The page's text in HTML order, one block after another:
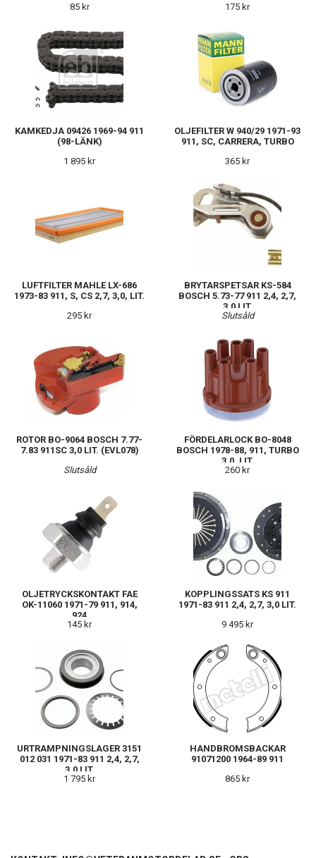
85 kr
175 kr
KAMKEDJA 09426 1969-94 911
(98-LÄNK)
1 895 kr
OLJEFILTER W 940/29 1971-93
911, SC, CARRERA, TURBO
365 kr
LUFTFILTER MAHLE LX-686
1973-83 911, S, CS 2,7, 3,0, LIT.
295 kr
BRYTARSPETSAR KS-584
BOSCH 5.73-77 911 2,4, 2,7,
3,0 LIT.
Slutsåld
ROTOR BO-9064 BOSCH 7.77-
7.83 911SC 3,0 LIT. (EVL078)
Slutsåld
FÖRDELARLOCK BO-8048
BOSCH 1978-88, 911, TURBO
3,0, LIT.
260 kr
OLJETRYCKSKONTAKT FAE
OK-11060 1971-79 911, 914,
924
145 kr
KOPPLINGSSATS KS 911
1971-83 911 2,4, 2,7, 3,0 LIT.
9 495 kr
URTRAMPNINGSLAGER 3151
012 031 1971-83 911 2,4, 2,7,
3,0 LIT.
1 795 kr
HANDBROMSBACKAR
91071200 1964-89 911
865 kr